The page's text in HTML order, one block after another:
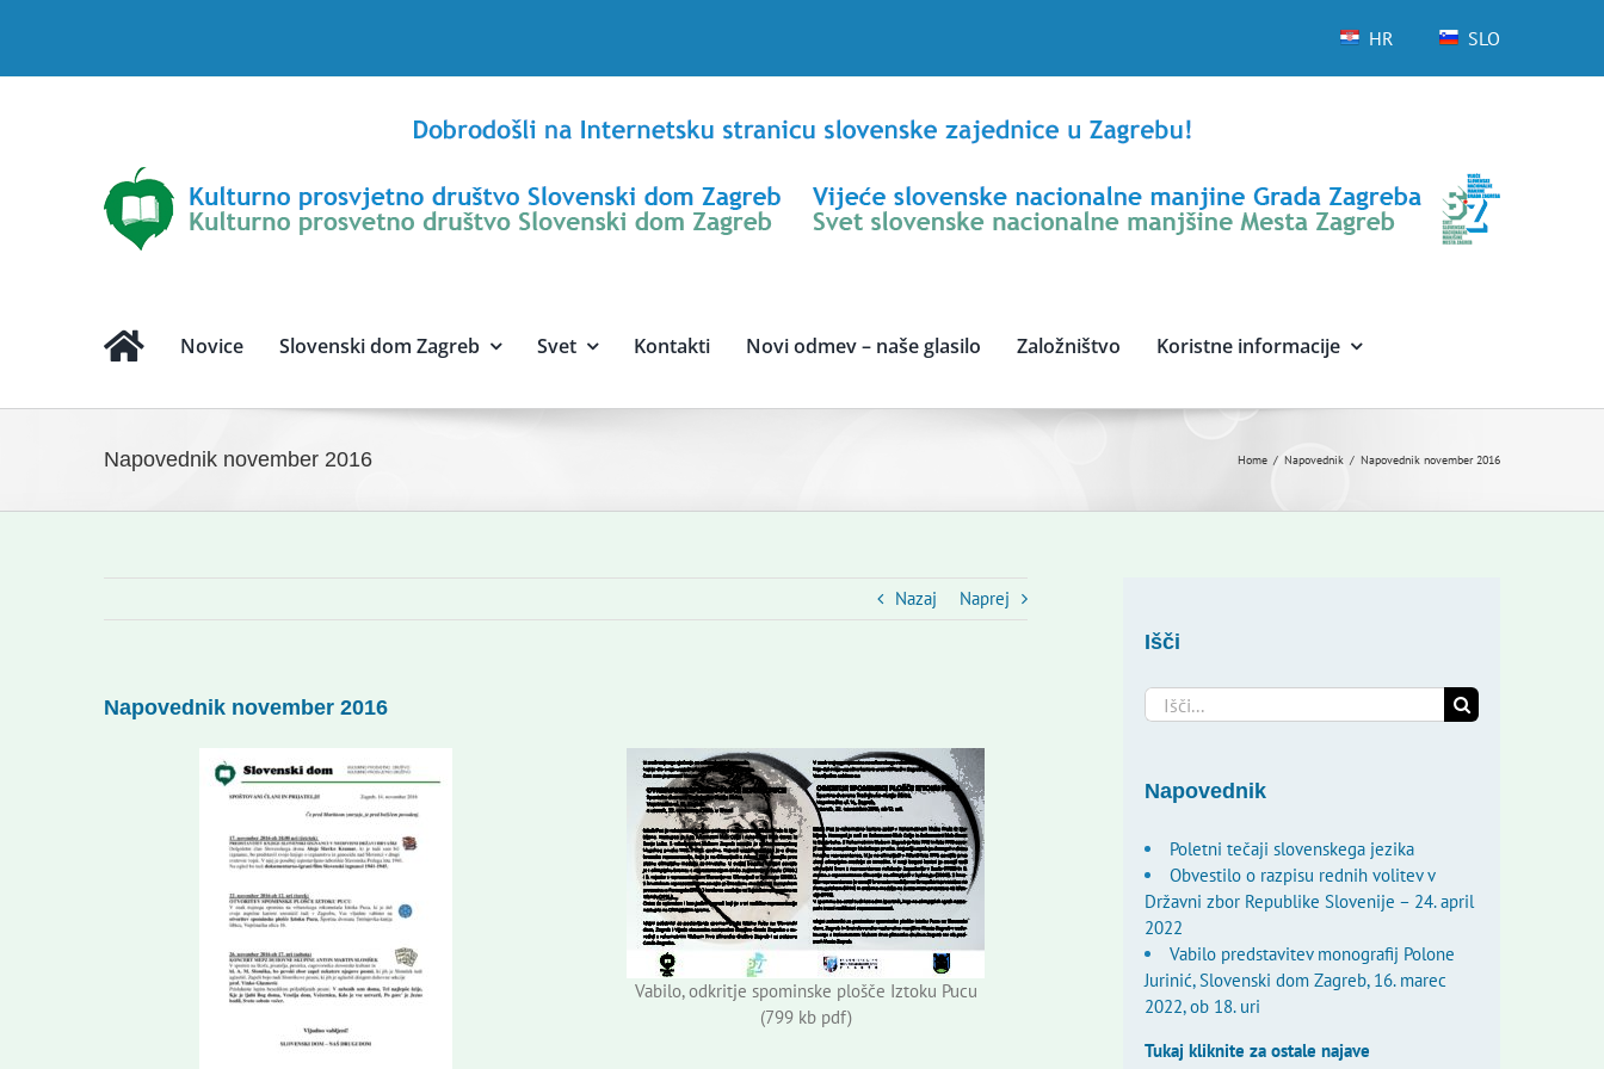
HR SLO
Novice Slovenski dom Zagreb Svet Kontakti Novi odmev – naše glasilo Založništvo Koristne informacije
Napovednik november 2016 Home Napovednik Napovednik november 2016
Nazaj Naprej
Napovednik november 2016
Vabilo, odkritje spominske plošče Iztoku Pucu
(799 kb pdf)
Išči
Search
for:
Napovednik
Poletni tečaji slovenskega jezika
Obvestilo o razpisu rednih volitev v
Državni zbor Republike Slovenije – 24. april
2022
Vabilo predstavitev monografij Polone
Jurinić, Slovenski dom Zagreb, 16. marec
2022, ob 18. uri
Tukaj kliknite za ostale najave